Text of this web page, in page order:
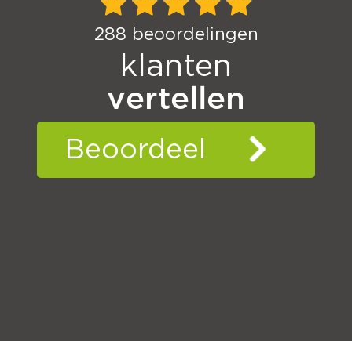
288 beoordelingen
klanten
vertellen
Beoordeel